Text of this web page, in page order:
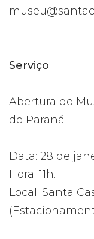
Serviço
Abertura do
do Paraná
Data: 28 de
Hora: 11h.
Local: Santa